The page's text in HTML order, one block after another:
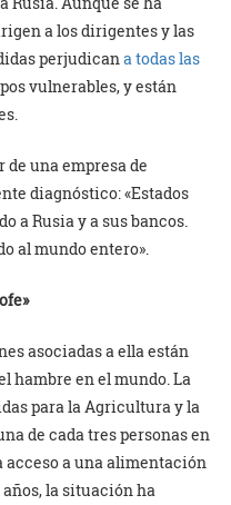
a los dirigentes y las
perjudican a todas las
vulnerables, y están
una empresa de
diagnóstico: «Estados
a Rusia y a sus bancos.
al mundo entero».
asociadas a ella están
hambre en el mundo. La
para la Agricultura y la
de cada tres personas en
acceso a una alimentación
años, la situación ha